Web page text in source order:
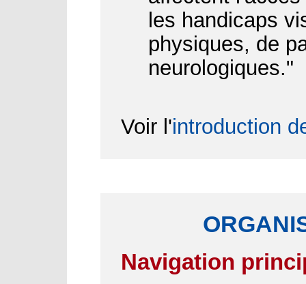
les handicaps
physiques, de
neurologiques."
Voir l'introduction
Navigation